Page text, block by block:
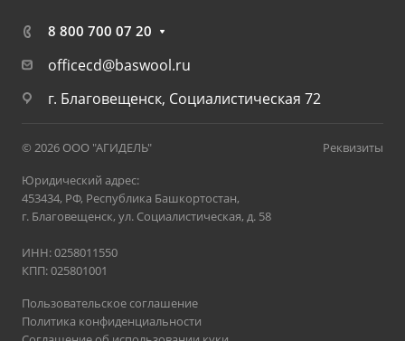
8 800 700 07 20
officecd@baswool.ru
г. Благовещенск, Социалистическая 72
© 2026 ООО "АГИДЕЛЬ"
Реквизиты
Юридический адрес:
453434, РФ, Республика Башкортостан,
г. Благовещенск, ул. Социалистическая, д. 58
ИНН: 0258011550
КПП: 025801001
Пользовательское соглашение
Политика конфиденциальности